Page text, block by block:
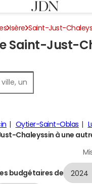
Isère Saint-Just-
Saint-Just-
Oytier-Saint-Oblas
Chaleyssin à une
budgétaires de